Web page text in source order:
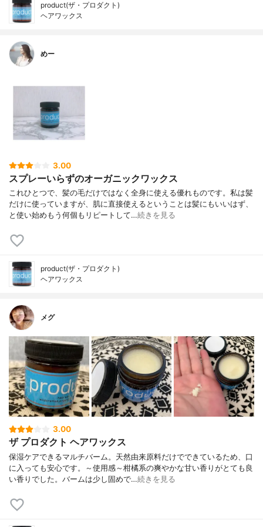
product(ザ・プロダクト)
ヘアワックス
めー
3.00
スプレーいらずのオーガニックワックス
これひとつで、髪の毛だけではなく全身に使える優れものです。私は髪
だけに使っていますが、肌に直接使えるということは髪にもいいはず、
と使い始めもう何個もリピートして…続きを見る
product(ザ・プロダクト)
ヘアワックス
メグ
3.00
ザ プロダクト ヘアワックス
保湿ケアできるマルチバーム。天然由来原料だけでできているため、口
に入っても安心です。～使用感～柑橘系の爽やかな甘い香りがとても良
い香りでした。バームは少し固めで…続きを見る